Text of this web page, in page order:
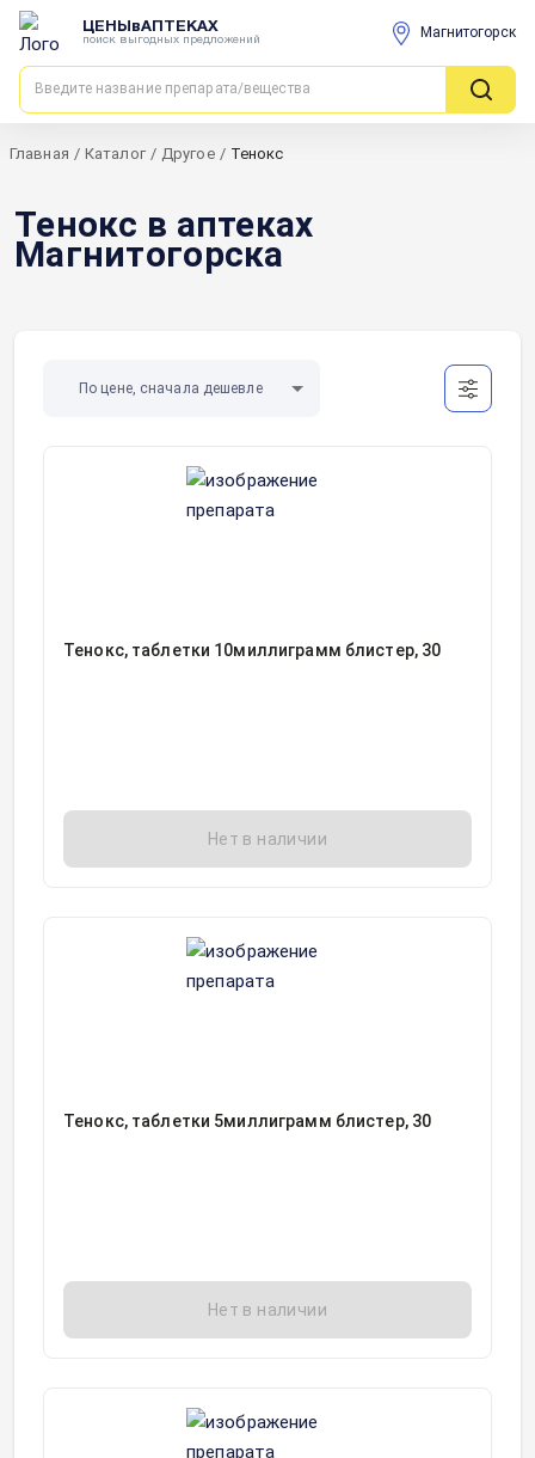
ЦЕНЫвАПТЕКАХ
поиск выгодных предложений Магнитогорск
Главная / Каталог / Другое / Тенокс
Тенокс в аптеках
Магнитогорска
По цене, сначала дешевле
Тенокс, таблетки 10миллиграмм блистер, 30
Нет в наличии
Тенокс, таблетки 5миллиграмм блистер, 30
Нет в наличии